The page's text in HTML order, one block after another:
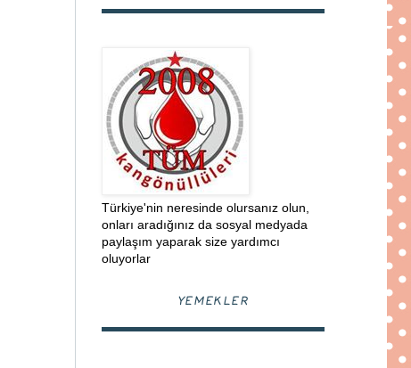
Türkiye'nin neresinde olursanız olun,
onları aradığınız da sosyal medyada
paylaşım yaparak size yardımcı
oluyorlar
YEMEKLER